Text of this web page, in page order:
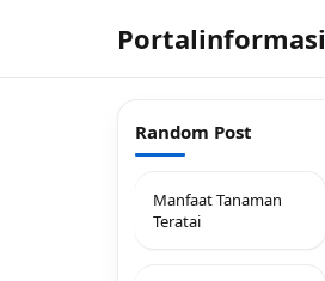
Portalinformasi
Random Post
Manfaat Tanaman
Teratai